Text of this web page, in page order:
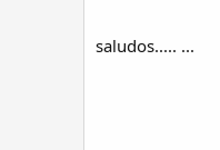
saludos..... ...